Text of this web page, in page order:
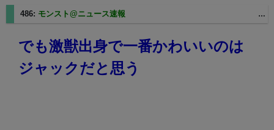
486: モンスト@ニュース速報
でも激獣出身で一番かわいいのは
ジャックだと思う